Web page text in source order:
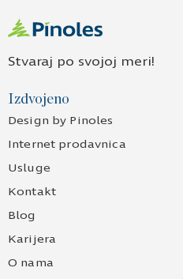
Stvaraj po svojoj meri!
Izdvojeno
Design by Pinoles
Internet prodavnica
Usluge
Kontakt
Blog
Karijera
O nama